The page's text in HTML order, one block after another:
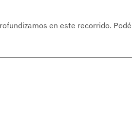
en este recorrido.